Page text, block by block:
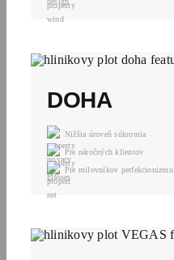
DOHA
Nižšia úroveň súkromia
Pre náročných klientov
Pre milovníkov perfekcionizmu